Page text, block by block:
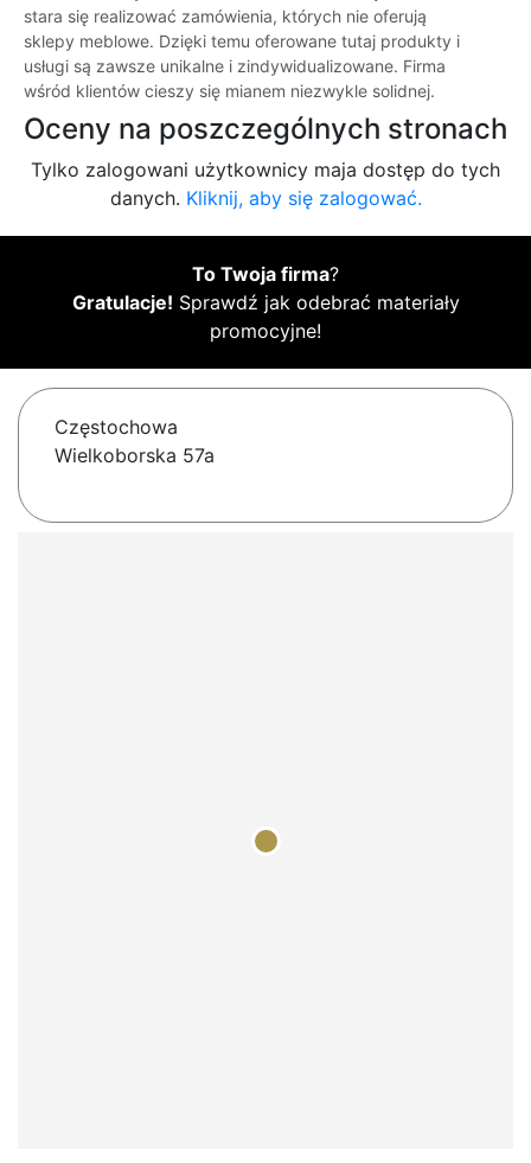
stara się realizować zamówienia, których nie oferują
sklepy meblowe. Dzięki temu oferowane tutaj produkty i
usługi są zawsze unikalne i zindywidualizowane. Firma
wśród klientów cieszy się mianem niezwykle solidnej.
Oceny na poszczególnych stronach
Tylko zalogowani użytkownicy maja dostęp do tych
danych. Kliknij, aby się zalogować.
To Twoja firma?
Gratulacje! Sprawdź jak odebrać materiały
promocyjne!
Częstochowa
Wielkoborska 57a